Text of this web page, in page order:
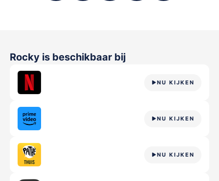
Rocky is beschikbaar bij
NU KIJKEN
NU KIJKEN
NU KIJKEN